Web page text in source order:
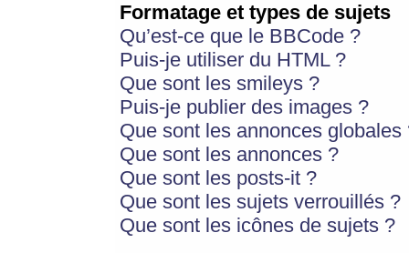
Formatage et types de sujets
Qu’est-ce que le BBCode ?
Puis-je utiliser du HTML ?
Que sont les smileys ?
Puis-je publier des images ?
Que sont les annonces globales
Que sont les annonces ?
Que sont les posts-it ?
Que sont les sujets verrouillés ?
Que sont les icônes de sujets ?